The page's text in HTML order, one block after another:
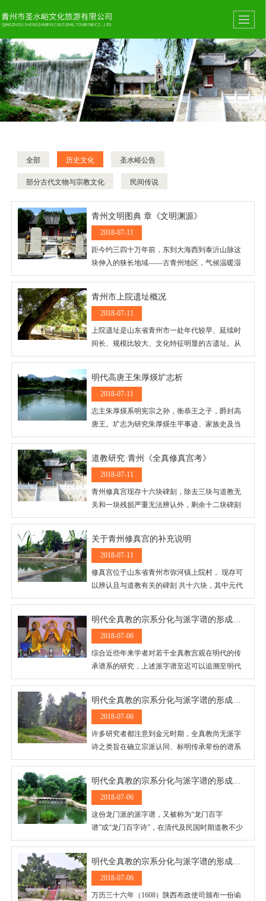
全部 历史文化 圣水峪公告
部分古代文物与宗教文化 民间传说
青州文明图典 章《文明渊源》
2018-07-11
距今约三四十万年前，东到大海西到泰沂山脉这
块伸入的狭长地域——古青州地区，气候温暖湿
润。这里雨水充沛，河流密布，大地葱茏，山
青州市上院遗址概况
2018-07-11
上院遗址是山东省青州市一处年代较早、延续时
间长、规模比较大、文化特征明显的古遗址。从
目前已掌握的标本资料来看，该遗址年代不晚于
明代高唐王朱厚煐圹志析
2018-07-11
志主朱厚煐系明宪宗之孙，衡恭王之子，爵封高
唐王。圹志为研究朱厚煐生平事迹、家族史及当
时的郡王丧葬制度提供了珍贵金石文献资料。
道教研究·青州《全真修真宫考》
2018-07-11
青州修真宫现存十六块碑刻，除去三块与道教无
关和一块残损严重无法辨认外，剩余十二块碑刻
都或多或少地提供了关于修真宫的信息。
关于青州修真宫的补充说明
2018-07-11
修真宫位于山东省青州市弥河镇上院村， 现存可
以辨认且与道教有关的碑刻 共十六块，其中元代
碑刻残片一块，疑似元代碑刻残留额篆“全真修真
刻七块，另有一块漫漶碑，因文字漫漶 为严重，
立碑时间难以确定。 （以上碑刻见赵卫东、庄明
军编《山东道教碑刻 集·青州、昌乐卷》，齐鲁书
社2010年版。）2007年，我曾根据以上十六块碑
刻 撰写了《青州全真修真宫考》一文，后来发表
与修真宫的“创建时间” 、 “宗派归属”与“历史兴
衰”等问题进 行了详细考证。限于资料的缺乏，上
文对于修真宫的“创建时间”只作了一个大 概的推
测，其中提出：
明代全真教的宗系分化与派字谱的形成（一）
2018-07-06
综合近些年来学者对若干全真教宫观在明代的传
承谱系的研究，上述派字谱至迟可以追溯至明代
中期。它的形成一方面反映了道教尤其是全真教
教整体认同弱化的表现。
明代全真教的宗系分化与派字谱的形成（二）
2018-07-06
许多研究者都注意到金元时期，全真教尚无派字
诗之类旨在确立宗派认同、标明传承辈份的谱系
出现。然而这并不意味着元代全真教内部没有宗
明代全真教的宗系分化与派字谱的形成（三）
2018-07-06
这份龙门派的派字谱，又被称为“龙门百字
谱”或“龙门百字诗”，在清代及民国时期道教不少
宫观都有收藏，亦载録于不少道教典籍中。
明代全真教的宗系分化与派字谱的形成（四）
2018-07-06
万历三十六年（1608）陕西布政使司颁布一份谕